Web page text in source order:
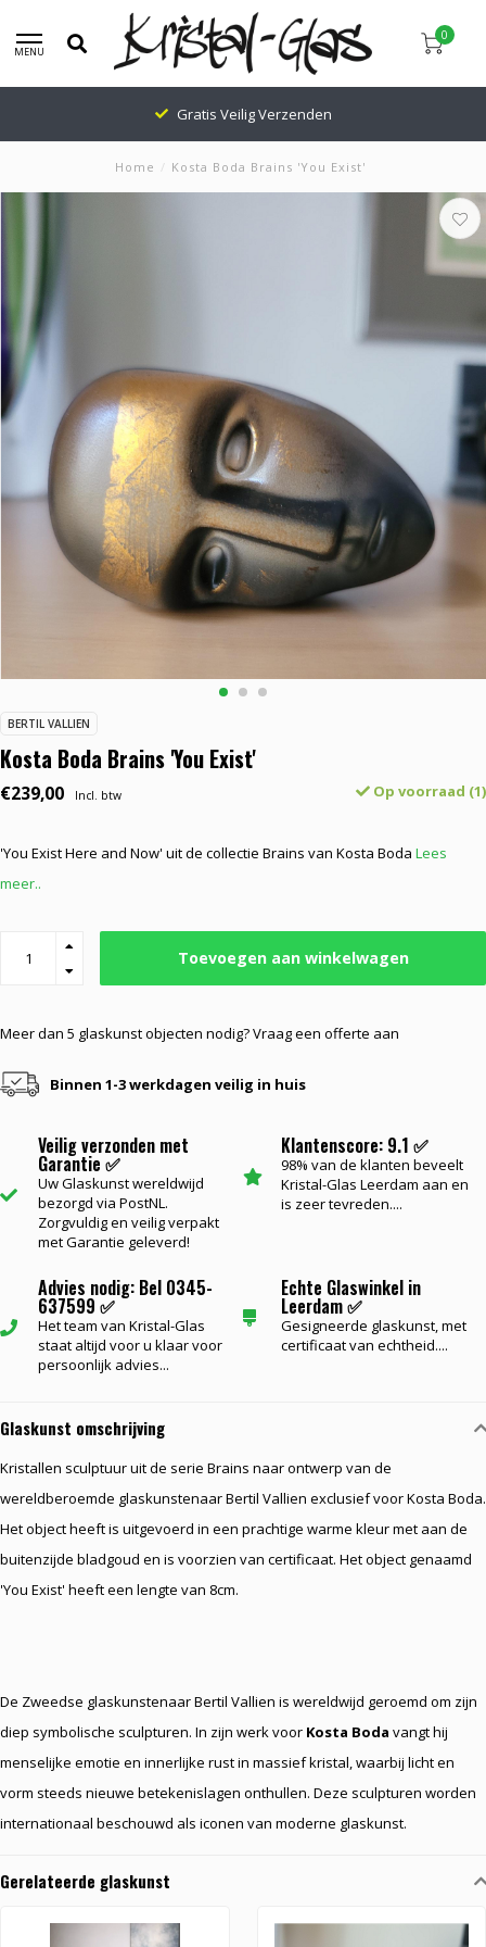
MENU
0
Gratis Veilig Verzenden
Home / Kosta Boda Brains 'You Exist'
BERTIL VALLIEN
Kosta Boda Brains 'You Exist'
€239,00 Incl. btw Op voorraad (1)
'You Exist Here and Now' uit de collectie Brains van Kosta Boda Lees
meer..
Toevoegen aan winkelwagen
Meer dan 5 glaskunst objecten nodig? Vraag een offerte aan
Binnen 1-3 werkdagen veilig in huis
Veilig verzonden met
Garantie ✅
Uw Glaskunst wereldwijd
bezorgd via PostNL.
Zorgvuldig en veilig verpakt
met Garantie geleverd!
Klantenscore: 9.1 ✅
98% van de klanten beveelt
Kristal-Glas Leerdam aan en
is zeer tevreden....
Advies nodig: Bel 0345-
637599 ✅
Het team van Kristal-Glas
staat altijd voor u klaar voor
persoonlijk advies...
Echte Glaswinkel in
Leerdam ✅
Gesigneerde glaskunst, met
certificaat van echtheid....
Glaskunst omschrijving
Kristallen sculptuur uit de serie Brains naar ontwerp van de
wereldberoemde glaskunstenaar Bertil Vallien exclusief voor Kosta Boda.
Het object heeft is uitgevoerd in een prachtige warme kleur met aan de
buitenzijde bladgoud en is voorzien van certificaat. Het object genaamd
'You Exist' heeft een lengte van 8cm.
De Zweedse glaskunstenaar Bertil Vallien is wereldwijd geroemd om zijn
diep symbolische sculpturen. In zijn werk voor Kosta Boda vangt hij
menselijke emotie en innerlijke rust in massief kristal, waarbij licht en
vorm steeds nieuwe betekenislagen onthullen. Deze sculpturen worden
internationaal beschouwd als iconen van moderne glaskunst.
Gerelateerde glaskunst